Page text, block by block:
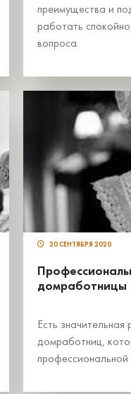
преимущества и
работать
вопроса.
20 СЕНТЯБРЯ 2020
домработницы
Есть
домработниц,
профессиональной